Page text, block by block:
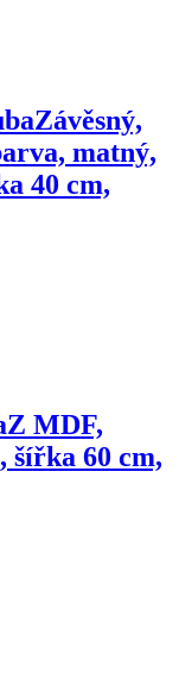
Závěsný,
matný,
40 cm,
Z MDF,
šířka 60 cm,